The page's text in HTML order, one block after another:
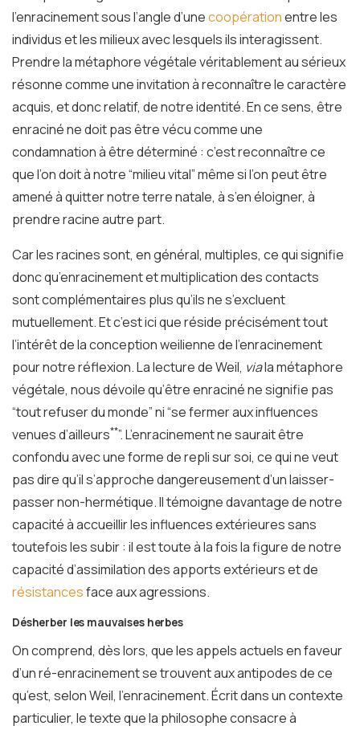
l’enracinement sous l’angle d’unecoopérationentre les
individus et les milieux avec lesquels ils interagissent.
Prendre la métaphore végétale véritablement au sérieux
résonne comme une invitation à reconnaître le caractère
acquis, et donc relatif, de notre identité. En ce sens, être
enraciné ne doit pas être vécu comme une
condamnation à être déterminé : c’est reconnaître ce
que l’on doit à notre “milieu vital” même si l’on peut être
amené à quitter notre terre natale, à s’en éloigner, à
prendre racine autre part.
Car les racines sont, en général, multiples, ce qui signifie
donc qu’enracinement et multiplication des contacts
sont complémentaires plus qu’ils ne s’excluent
mutuellement. Et c’est ici que réside précisément tout
l’intérêt de la conception weilienne de l’enracinement
pour notre réflexion. La lecture de Weil, viala métaphore
végétale, nous dévoile qu’être enraciné ne signifie pas
“tout refuser du monde” ni “se fermer aux influences
venues d’ailleurs**”. L’enracinement ne saurait être
confondu avec une forme de repli sur soi, ce qui ne veut
pas dire qu’il s’approche dangereusement d’un laisser-
passer non-hermétique. Il témoigne davantage de notre
capacité à accueillir les influences extérieures sans
toutefois les subir : il est toute à la fois la figure de notre
capacité d’assimilation des apports extérieurs et de
résistancesface aux agressions.
Désherber les mauvaises herbes
On comprend, dès lors, que les appels actuels en faveur
d’un ré-enracinement se trouvent aux antipodes de ce
qu’est, selon Weil, l’enracinement. Écrit dans un contexte
particulier, le texte que la philosophe consacre à